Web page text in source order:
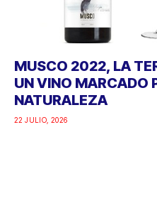
MUSCO 2022, LA
UN VINO MARCADO
NATURALEZA
22 JULIO, 2026